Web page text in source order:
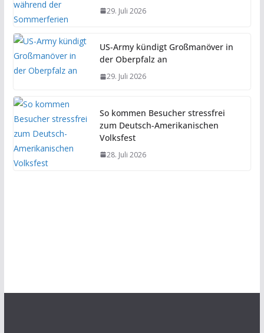
29. Juli 2026
US-Army kündigt Großmanöver in
der Oberpfalz an
29. Juli 2026
So kommen Besucher stressfrei
zum Deutsch-Amerikanischen
Volksfest
28. Juli 2026